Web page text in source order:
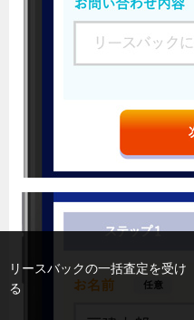
リースバックの一括査定を受け
る